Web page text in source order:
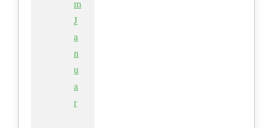
m
J
a
n
u
a
r